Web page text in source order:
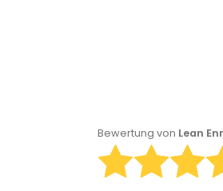
Bewertung von Lean